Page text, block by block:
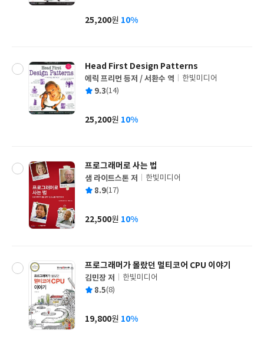
사
가
25,200원 10%
Head First Design Patterns
글
쓴
에릭 프리먼 등저 / 서환수 역
출
사
한빛미디어
평 9.3(14)
가
25,200원 10%
프로그래머로 사는 법
글
쓴
샘 라이트스톤 저
출
사
한빛미디어
평 8.9(17)
가
22,500원 10%
프로그래머가 몰랐던 멀티코어 CPU 이야기
글
쓴
김민장 저
출
사
한빛미디어
평 8.5(8)
가
19,800원 10%